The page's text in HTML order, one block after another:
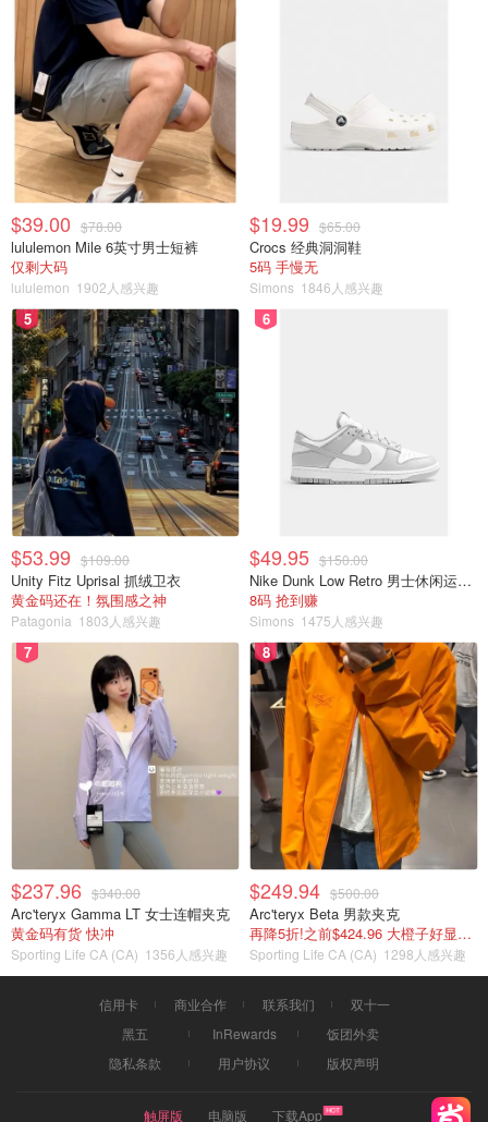
$39.00 $78.00
lululemon Mile 6英寸男士短裤
仅剩大码
lululemon 1902人感兴趣
$19.99 $65.00
Crocs 经典洞洞鞋
5码 手慢无
Simons 1846人感兴趣
5
$53.99 $109.00
Unity Fitz Uprisal 抓绒卫衣
黄金码还在！氛围感之神
Patagonia 1803人感兴趣
6
$49.95 $150.00
Nike Dunk Low Retro 男士休闲运动鞋
8码 抢到赚
Simons 1475人感兴趣
7
$237.96 $340.00
Arc'teryx Gamma LT 女士连帽夹克
黄金码有货 快冲
Sporting Life CA (CA) 1356人感兴趣
8
$249.94 $500.00
Arc'teryx Beta 男款夹克
再降5折!之前$424.96 大橙子好显白 蹲补
Sporting Life CA (CA) 1298人感兴趣
信用卡 商业合作 联系我们
双十一
黑五
InRewards
饭团外卖
隐私条款
用户协议 版权声明
触屏版 电脑版 下载App